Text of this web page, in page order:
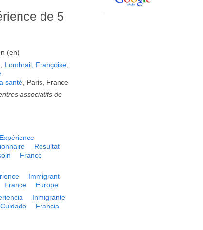
de 5
(en)
; Lombrail, Françoise;
santé, Paris, France
associatifs de
Expérience
Résultat
France
Immigrant
France Europe
Inmigrante
Cuidado
Francia